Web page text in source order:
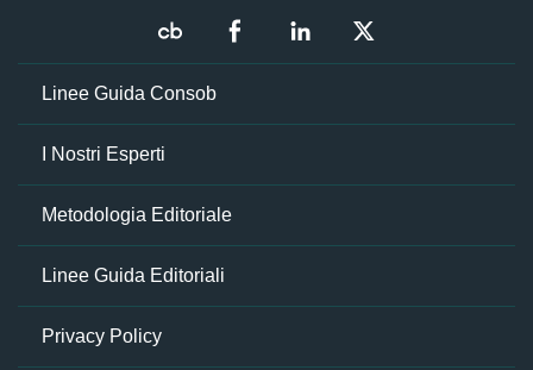
Linee Guida Consob
I Nostri Esperti
Metodologia Editoriale
Linee Guida Editoriali
Privacy Policy